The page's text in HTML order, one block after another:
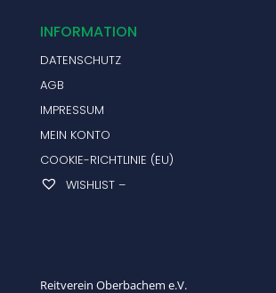
INFORMATION
DATENSCHUTZ
AGB
IMPRESSUM
MEIN KONTO
COOKIE-RICHTLINIE (EU)
WISHLIST –
Reitverein Oberbachem e.V.